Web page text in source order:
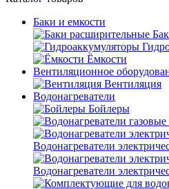
Баки и емкости
Ёмкости
Вентиляционное
Вентиляция
Водонагреватели
Бойлеры
Водонагреватели
Водонагреватели